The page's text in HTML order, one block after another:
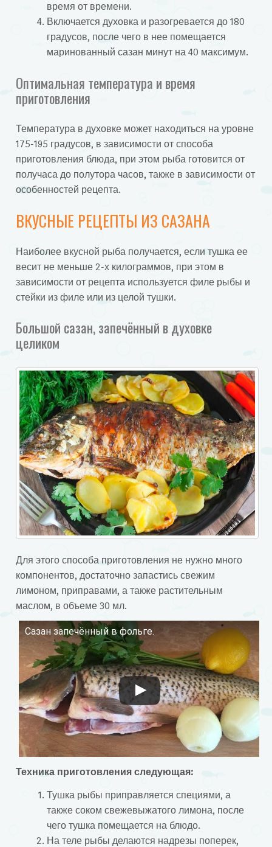
время от времени.
Включается духовка и разогревается до 180
градусов, после чего в нее помещается
маринованный сазан минут на 40 максимум.
Оптимальная температура и время
приготовления
Температура в духовке может находиться на уровне
175-195 градусов, в зависимости от способа
приготовления блюда, при этом рыба готовится от
получаса до полутора часов, также в зависимости от
особенностей рецепта.
ВКУСНЫЕ РЕЦЕПТЫ ИЗ САЗАНА
Наиболее вкусной рыба получается, если тушка ее
весит не меньше 2-х килограммов, при этом в
зависимости от рецепта используется филе рыбы и
стейки из филе или из целой тушки.
Большой сазан, запечённый в духовке
целиком
Для этого способа приготовления не нужно много
компонентов, достаточно запастись свежим
лимоном, приправами, а также растительным
маслом, в объеме 30 мл.
Сазан запечённый в фольге.
Смотрите это видео на YouTube
Техника приготовления следующая:
Тушка рыбы приправляется специями, а
также соком свежевыжатого лимона, после
чего тушка помещается на блюдо.
На теле рыбы делаются надрезы поперек,